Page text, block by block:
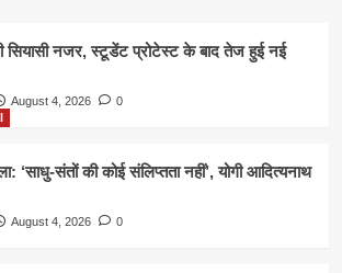
सियासी नजर, स्टूडेंट प्रोटेस्ट के बाद तेज हुई नई
August 4, 2026
0
‘साधु-संतों की कोई संलिप्तता नहीं’, योगी आदित्यनाथ
August 4, 2026
0